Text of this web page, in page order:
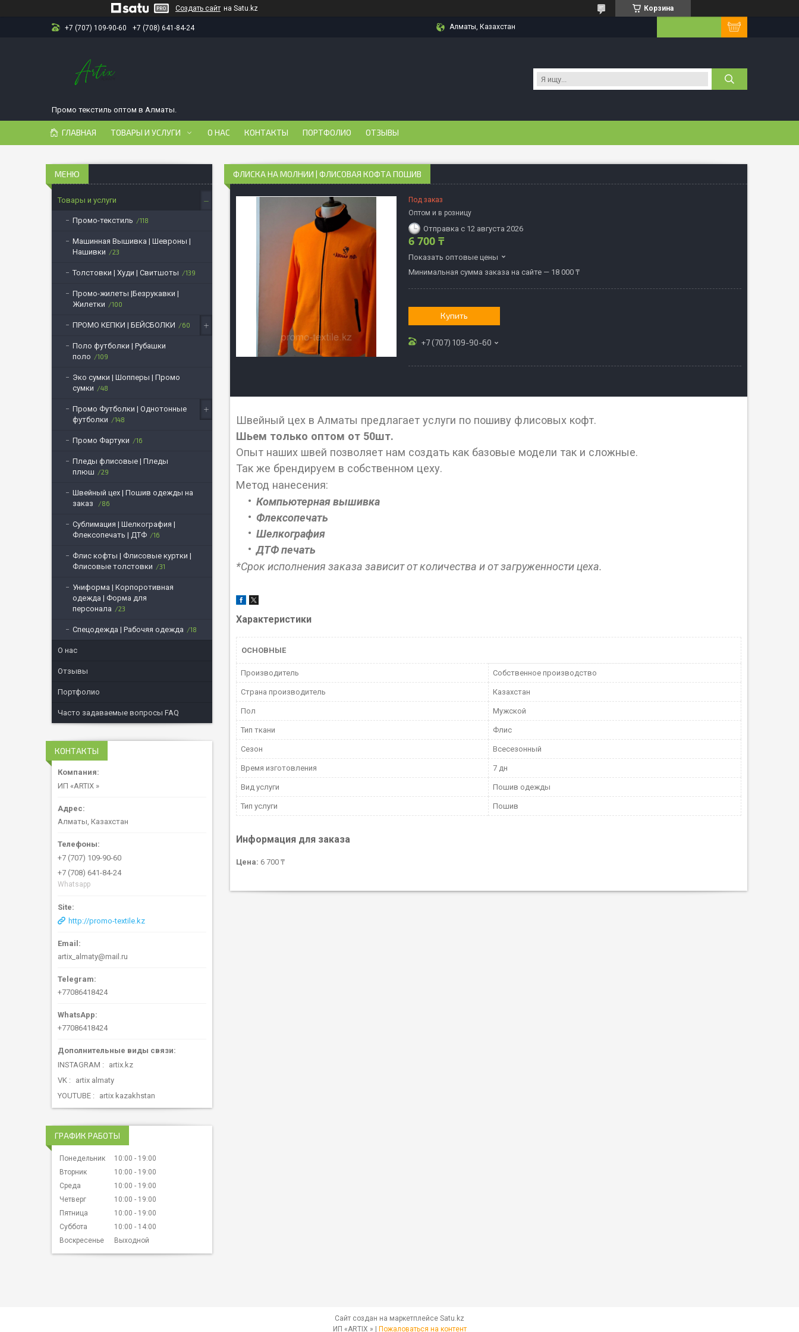
Создать сайт на Satu.kz Корзина
+7 (707) 109-90-60 +7 (708) 641-84-24 Алматы, Казахстан
Промо текстиль оптом в Алматы.
ГЛАВНАЯ ТОВАРЫ И УСЛУГИ О НАС КОНТАКТЫ ПОРТФОЛИО ОТЗЫВЫ
ФЛИСКА НА МОЛНИИ | ФЛИСОВАЯ КОФТА ПОШИВ
Под заказ
Оптом и в розницу
Отправка с 12 августа 2026
6 700 ₸
Показать оптовые цены
Минимальная сумма заказа на сайте — 18 000 ₸
Купить
+7 (707) 109-90-60
Швейный цех в Алматы предлагает услуги по пошиву флисовых кофт.
Шьем только оптом от 50шт.
Опыт наших швей позволяет нам создать как базовые модели так и сложные.
Так же брендируем в собственном цеху.
Метод нанесения:
Компьютерная вышивка
Флексопечать
Шелкография
ДТФ печать
*Срок исполнения заказа зависит от количества и от загруженности цеха.
Характеристики
ОСНОВНЫЕ
Производитель Собственное производство
Страна производитель Казахстан
Пол Мужской
Тип ткани Флис
Сезон Всесезонный
Время изготовления 7 дн
Вид услуги Пошив одежды
Тип услуги Пошив
Информация для заказа
Цена: 6 700 ₸
Товары и услуги
Промо-текстиль 118
Машинная Вышивка | Шевроны |
Нашивки
23
Толстовки | Худи | Свитшоты 139
Промо-жилеты |Безрукавки |
Жилетки
100
ПРОМО КЕПКИ | БЕЙСБОЛКИ 60
Поло футболки | Рубашки
поло
109
Эко сумки | Шопперы | Промо
сумки
48
Промо Футболки | Однотонные
футболки
148
Промо Фартуки 16
Пледы флисовые | Пледы
плюш
29
Швейный цех | Пошив одежды на
заказ
86
Сублимация | Шелкография |
Флексопечать | ДТФ
16
Флис кофты | Флисовые куртки |
Флисовые толстовки
31
Униформа | Корпоротивная
одежда | Форма для
персонала
23
Спецодежда | Рабочяя одежда 18
О нас
Отзывы
Портфолио
Часто задаваемые вопросы FAQ
КОНТАКТЫ
ИП «ARTIX »
Алматы, Казахстан
+7 (707) 109-90-60
+7 (708) 641-84-24
Whatsapp
http://promo-textile.kz
artix_almaty@mail.ru
+77086418424
+77086418424
INSTAGRAM
artix.kz
VK
artix almaty
YOUTUBE
artix kazakhstan
ГРАФИК РАБОТЫ
Понедельник 10:00
19:00
Вторник
10:00
19:00
Среда
10:00
19:00
Четверг
10:00
19:00
Пятница
10:00
19:00
Суббота
10:00
14:00
Воскресенье
Выходной
Сайт создан на маркетплейсе Satu.kz
Пожаловаться на контент